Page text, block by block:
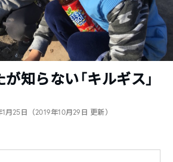
知らない「キルギス」
1月25日（2019年10月29日 更新）